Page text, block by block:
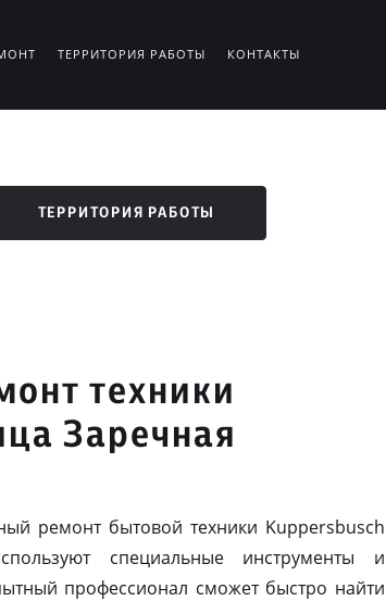
ТЕРРИТОРИЯ РАБОТЫ КОНТАКТЫ
ТЕРРИТОРИЯ РАБОТЫ
техники
Заречная
ремонт бытовой техники Kuppersbusch
специальные инструменты и
профессионал сможет быстро найти